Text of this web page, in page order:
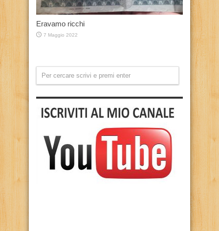
Eravamo ricchi
7 Maggio 2022